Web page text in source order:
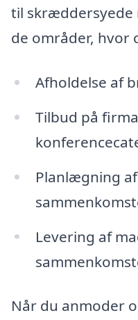
til skræddersyede
de områder, hvor
Afholdelse af
Tilbud på
Planlægning
Levering af
Når du anmoder